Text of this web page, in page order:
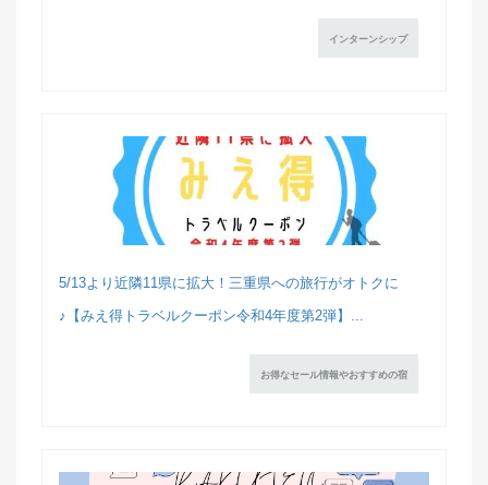
インターンシップ
5/13より近隣11県に拡大！三重県への旅行がオトクに
♪【みえ得トラベルクーポン令和4年度第2弾】...
お得なセール情報やおすすめの宿